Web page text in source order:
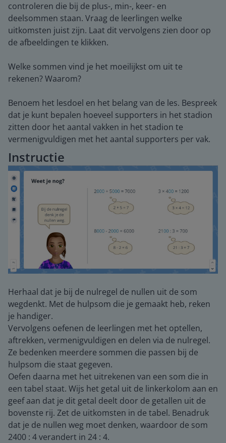
controleren die bij de plus-, min-, keer- en
deelsommen staan. Vraag de leerlingen welke
uitkomsten juist zijn. Laat dit vervolgens zien door op
de afbeeldingen te klikken.
Welke sommen vind je het moeilijkst om uit te
rekenen? Waarom?
Benoem het lesdoel en het belang van de les. Bespreek
dat je kunt bepalen hoeveel supporters in het stadion
zitten door het aantal vakken in het stadion te
vermenigvuldigen met het aantal supporters per vak.
Instructie
Herhaal dat je bij de nulregel de nullen uit de som
wegdenkt. Met de hulpsom die je gemaakt heb, reken
je handiger.
Vervolgens oefenen de leerlingen met het optellen,
aftrekken, vermenigvuldigen en delen via de nulregel.
Ze bedenken meerdere sommen die passen bij de
hulpsom die staat gegeven.
Oefen daarna met het uitrekenen van een som die in
een tabel staat. Wijs het getal uit de linkerkolom aan en
geef aan dat je dit getal deelt door de getallen uit de
bovenste rij. Zet de uitkomsten in de tabel. Benadruk
dat je de nullen weg moet denken, waardoor de som
2400 : 4 verandert in 24 : 4.